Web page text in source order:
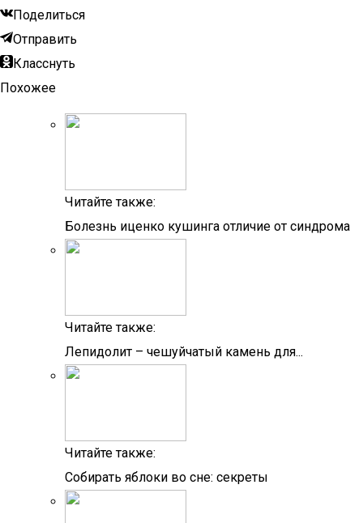
Поделиться
Отправить
Класснуть
Похожее
Читайте также:
Болезнь иценко кушинга отличие от синдрома
Читайте также:
Лепидолит – чешуйчатый камень для...
Читайте также:
Собирать яблоки во сне: секреты